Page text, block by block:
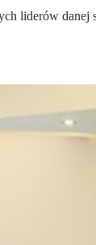
liderów